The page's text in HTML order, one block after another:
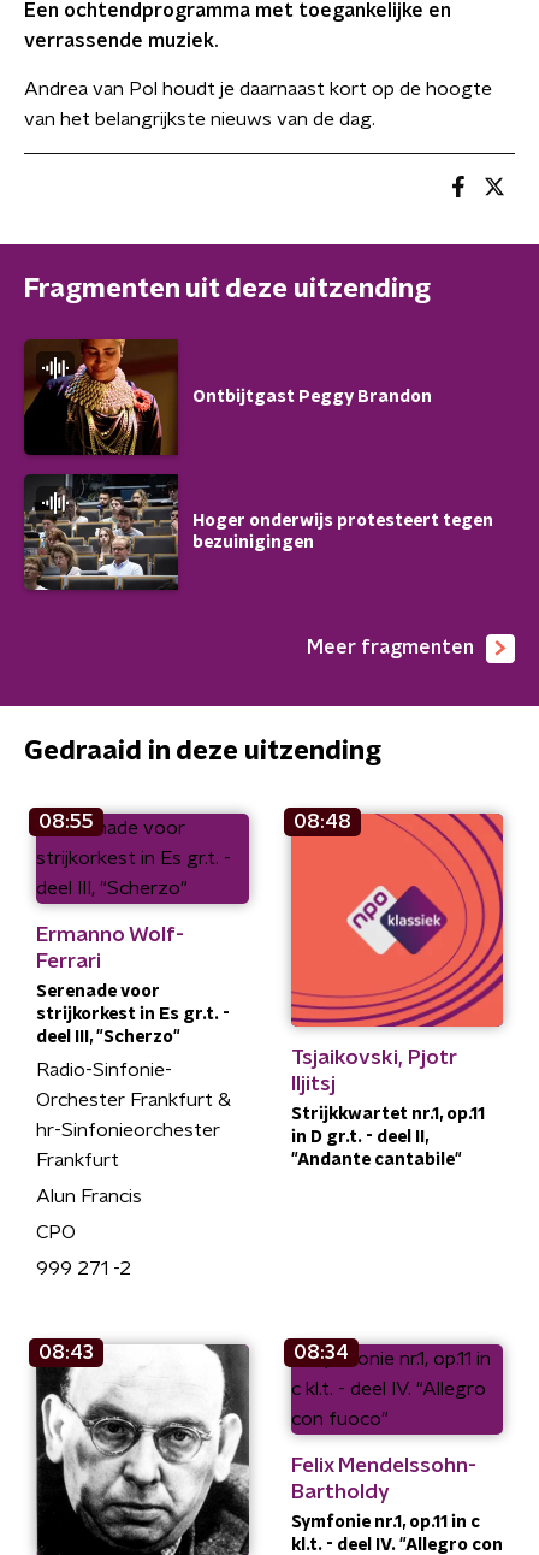
Een ochtendprogramma met toegankelijke en
verrassende muziek.
Andrea van Pol houdt je daarnaast kort op de hoogte
van het belangrijkste nieuws van de dag.
Fragmenten uit deze uitzending
Ontbijtgast Peggy Brandon
Hoger onderwijs protesteert tegen
bezuinigingen
Meer fragmenten
Gedraaid in deze uitzending
08:55
Ermanno Wolf-
Ferrari
Serenade voor
strijkorkest in Es gr.t. -
deel III, "Scherzo"
Radio-Sinfonie-
Orchester Frankfurt &
hr-Sinfonieorchester
Frankfurt
Alun Francis
CPO
999 271 -2
08:48
Tsjaikovski, Pjotr
Iljitsj
Strijkkwartet nr.1, op.11
in D gr.t. - deel II,
"Andante cantabile"
08:43 08:34
Felix Mendelssohn-
Bartholdy
Symfonie nr.1, op.11 in c
kl.t. - deel IV. "Allegro con